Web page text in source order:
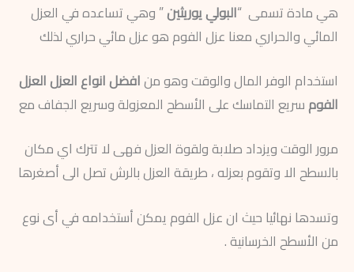
هي مادة تسمى “البولي يوريثين” وهي تساعده في العزل
المائي والحراري معنا عزل الفوم هو عزل مائي حراري لذلك
استخدام الوفر المال والوقت وهو منافضلانواع العزل العزل
الفومسريع التماسك على الأسطح المعزولة وسريع الجفاف مع
مرور الوقت ويزداد صلابة ولقوة العزل فهى لا تترك اي مكان
بالسطح الا وتقوم بعزله ، طريقة العزل بالرش تصل الى أصغرها
وتسدها نهائيا حيث ان عزل الفوم يمكن أستخدامه في أى نوع
من الأسطح الخرسانية .